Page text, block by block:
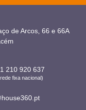
de Arcos, 66 e 66A
210 920 637
fixa nacional)